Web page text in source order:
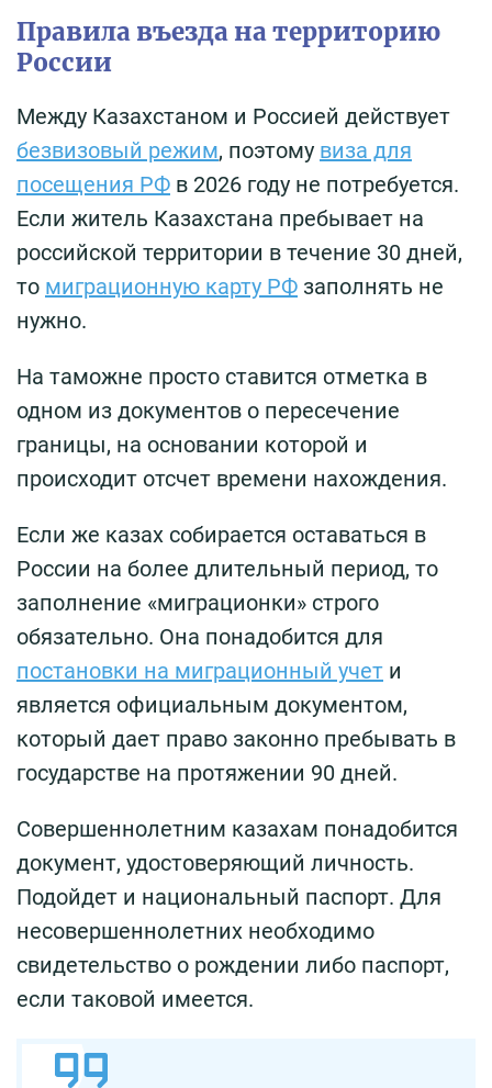
Правила въезда на территорию
России
Между Казахстаном и Россией действует
безвизовый режим, поэтому виза для
посещения РФ в 2026 году не потребуется.
Если житель Казахстана пребывает на
российской территории в течение 30 дней,
то миграционную карту РФ заполнять не
нужно.
На таможне просто ставится отметка в
одном из документов о пересечение
границы, на основании которой и
происходит отсчет времени нахождения.
Если же казах собирается оставаться в
России на более длительный период, то
заполнение «миграционки» строго
обязательно. Она понадобится для
постановки на миграционный учет и
является официальным документом,
который дает право законно пребывать в
государстве на протяжении 90 дней.
Совершеннолетним казахам понадобится
документ, удостоверяющий личность.
Подойдет и национальный паспорт. Для
несовершеннолетних необходимо
свидетельство о рождении либо паспорт,
если таковой имеется.